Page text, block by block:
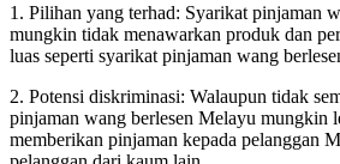
1. Pilihan yang terhad: Syarikat pinjaman
mungkin tidak menawarkan produk dan
luas seperti syarikat pinjaman wang
2. Potensi diskriminasi: Walaupun tidak
pinjaman wang berlesen Melayu mungkin
memberikan pinjaman kepada pelanggan